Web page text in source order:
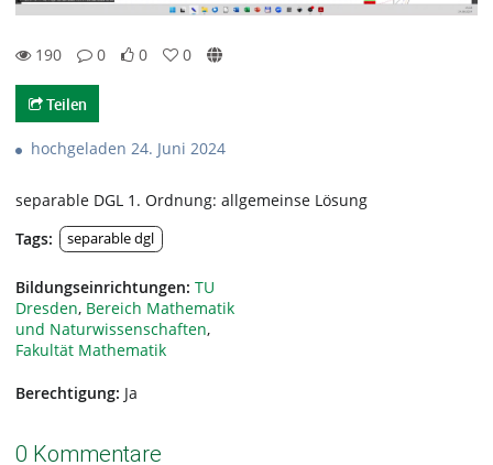
190
0
0
0
Teilen
hochgeladen 24. Juni 2024
separable DGL 1. Ordnung: allgemeinse Lösung
Tags:
separable dgl
Bildungseinrichtungen: TU
Dresden, Bereich Mathematik
und Naturwissenschaften,
Fakultät Mathematik
Berechtigung: Ja
0 Kommentare